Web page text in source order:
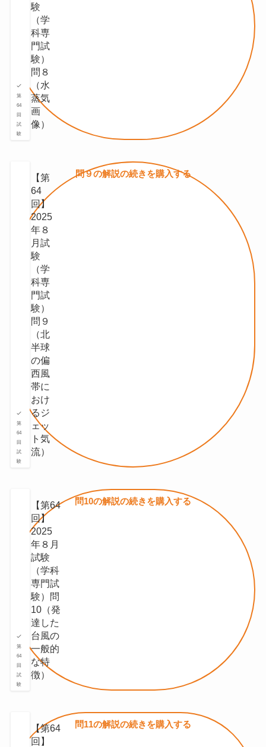
第
64
回
試
験
験
（学
科専
門試
験）
問８
（水
蒸気
画
像）
第
64
回
試
験
【第
64
回】
2025
年８
月試
験
（学
科専
門試
験）
問９
（北
半球
の偏
⻄⾵
帯に
おけ
るジ
ェッ
ト気
流）
問９の解説の続きを購入する
第
64
回
試
験
【第64
回】
2025
年８月
試験
（学科
専門試
験）問
10（発
達した
台⾵の
⼀般的
な特
徴）
問10の解説の続きを購入する
【第64
回】
問11の解説の続きを購入する